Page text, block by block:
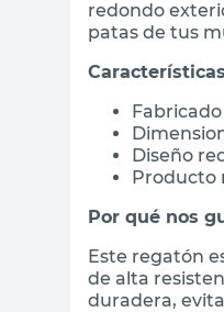
redondo
patas de tus
Diseño
Producto
Por qué nos
Este regatón
de alta
duradera,